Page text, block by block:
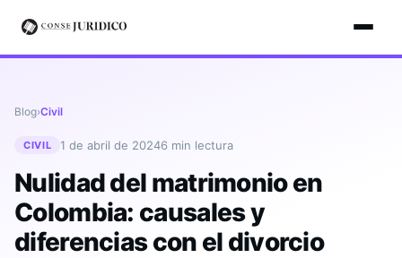
Blog›Civil
CIVIL 1 de abril de 20246 min lectura
Nulidad del matrimonio en
Colombia: causales y
diferencias con el divorcio